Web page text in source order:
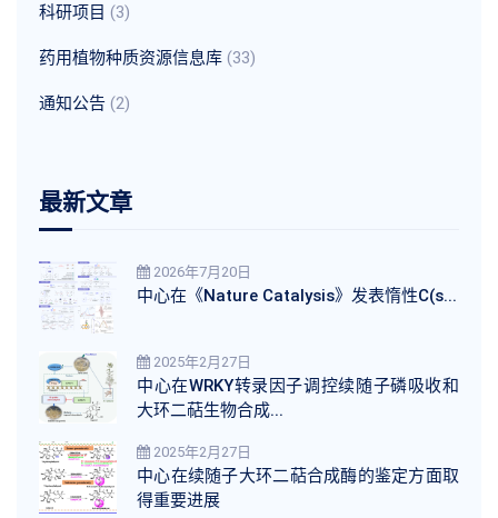
科研项目 (3)
药用植物种质资源信息库 (33)
通知公告 (2)
最新文章
2026年7月20日
中心在《Nature Catalysis》发表惰性C(s...
2025年2月27日
中心在WRKY转录因子调控续随子磷吸收和
大环二萜生物合成...
2025年2月27日
中心在续随子大环二萜合成酶的鉴定方面取
得重要进展